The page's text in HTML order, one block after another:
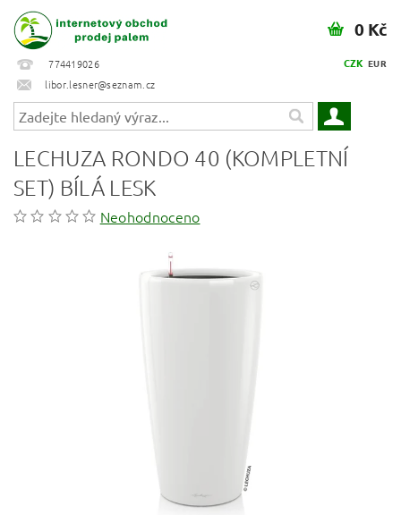
774419026
libor.lesner@seznam.cz
CZK EUR
0 Kč
LECHUZA RONDO 40 (KOMPLETNÍ
SET) BÍLÁ LESK
Neohodnoceno